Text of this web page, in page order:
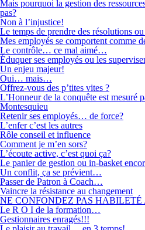
Mais pourquoi la gestion des
pas?
Non à l’injustice!
Le temps de prendre des résolutions
Mes employés se comportent comme
Le contrôle… ce mal aimé…
Éduquer ses employés ou les
Un enjeu majeur!
Oui… mais…
Offrez-vous des p’tites vites ?
L’Honneur de la conquête est mesuré
Montesquieu
Retenir ses employés… de force?
L’enfer c’est les autres
Rôle conseil et influence
Comment je m’en sors?
L’écoute active, c’est quoi ça?
Le panier de gestion ou in-basket
Un conflit, ça se prévient…
Passer de Patron à Coach…
Vaincre la résistance au changement
NE CONFONDEZ PAS
Le R O I de la formation…
Gestionnaires enragés!!!